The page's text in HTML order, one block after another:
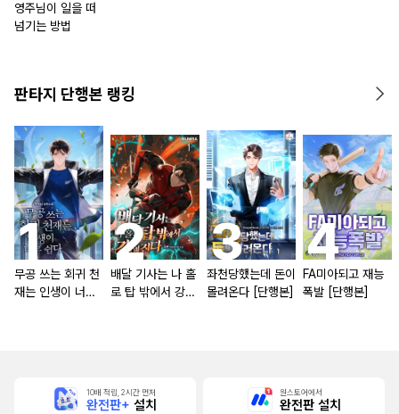
영주님이 일을 떠
넘기는 방법
판타지 단행본 랭킹
무공 쓰는 회귀 천
재는 인생이 너무
배달 기사는 나 홀
로 탑 밖에서 강해
좌천당했는데 돈이
몰려온다 [단행본]
FA미아되고 재능
폭발 [단행본]
10배 적립, 2시간 먼저
완전판+ 설치
원스토어에서
완전판 설치